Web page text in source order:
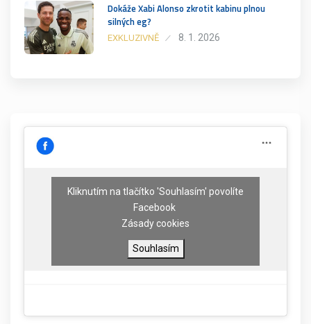
Dokáže Xabi Alonso zkrotit kabinu plnou
silných eg?
EXKLUZIVNĚ 8. 1. 2026
Kliknutím na tlačítko 'Souhlasím' povolíte
Facebook
Zásady cookies
Souhlasím